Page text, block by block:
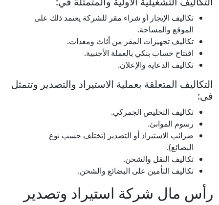
تكاليف الإيجار أو شراء مقر للشركة يعتمد ذلك على
الموقع والمساحة.
تكاليف تجهيزات المقر من أثاث ومعدات.
افتتاح حساب بنكي بالعملة الأجنبية.
تكاليف الدعاية والإعلان.
التكاليف المتعلقة بعملية الاستيراد والتصدير وتتمثل
فى:
تكاليف التخليص الجمركي.
رسوم الموانئ.
ضرائب الاستيراد أو التصدير (تختلف حسب نوع
البضائع).
تكاليف النقل والشحن.
تكاليف التأمين على البضائع والشحن.
رأس مال شركة استيراد وتصدير